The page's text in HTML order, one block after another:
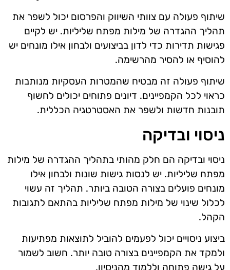
שיתוף פעולה עם צוותי השיווק והפרסום יכול לשפר את
תהליך ההגדרה של מילות מפתח שליליות. יש לקיים
פגישות תדירות כדי לדון בביצועים ולבחון אילו מונחים יש
להוסיף או להסיר מהרשימה.
שיתוף פעולה זה מבטיח שהמטרות העסקיות מנותבות
כראוי לכל הקמפיינים. דיונים פתוחים יכולים לחשוף
תובנות חדשות ולשפר את האסטרטגיה הכללית.
ניסוי ובדיקה
ניסוי ובדיקה הם חלק מהותי בתהליך ההגדרה של מילות
מפתח שליליות. יש לנסות גישות שונות ולבחון אילו
מונחים פועלים בצורה הטובה ביותר. תהליך זה עשוי
לכלול שינוי של מילות מפתח שליליות בהתאם לתגובות
הקהל.
ביצוע ניסויים יכול לפעמים להוביל לתוצאות מפתיעות
ולמקד את הקמפיינים בצורה טובה יותר. חשוב לשמור
על גישה פתוחה וללמוד מהניסיון.